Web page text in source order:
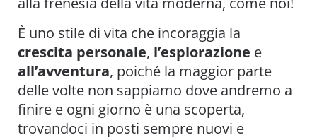
È uno stile di vita che incoraggia la
crescita personale, l’esplorazione e
all’avventura, poiché la maggior parte
delle volte non sappiamo dove andremo a
finire e ogni giorno è una scoperta,
trovandoci in posti sempre nuovi e